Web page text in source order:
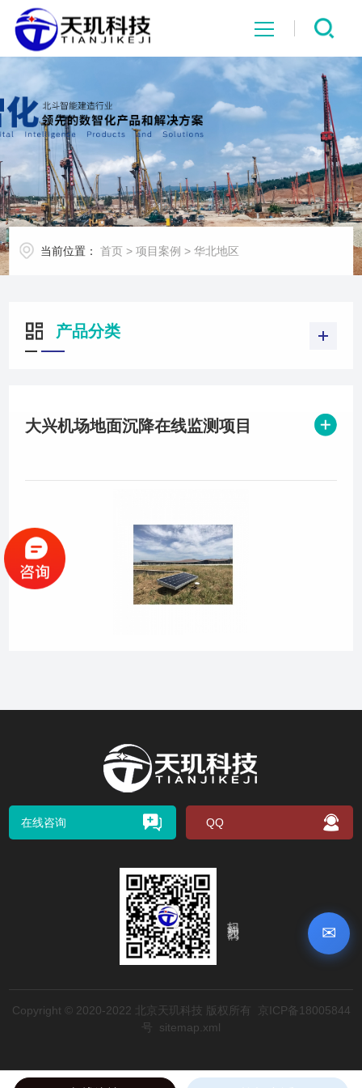
网站首页
系统中心
解决方案
项目案例
✉
当前位置： 首页 >项目案例 >华北地区
产品分类
大兴机场地面沉降在线监测项目
在线咨询 QQ
Copyright © 2020-2022 北京天玑科技 版权所有
京ICP备18005844
号
sitemap.xml